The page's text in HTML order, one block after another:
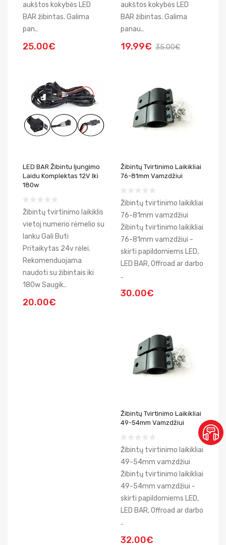
aukštos kokybės LED
BAR žibintas. Galima
pan..
25.00€
aukštos kokybės LED
BAR žibintas. Galima
panau..
19.99€ 35.00€
LED BAR Žibintu Ijungimo
Laidu Komplektas 12V Iki
180w
Žibintų tvirtinimo laikiklis
vietoj numerio rėmelio su
lanku Gali Buti
Pritaikytas 24v rėlei.
Rekomenduojama
naudoti su žibintais iki
180w Saugik..
20.00€
Žibintų Tvirtinimo Laikikliai
76-81mm Vamzdžiui
Žibintų tvirtinimo laikikliai
76-81mm vamzdžiui
Žibintų tvirtinimo laikikliai
76-81mm vamzdžiui -
skirti papildomiems LED,
LED BAR, Offroad ar darbo
..
30.00€
Žibintų Tvirtinimo Laikikliai
49-54mm Vamzdžiui
Žibintų tvirtinimo laikikliai
49-54mm vamzdžiui
Žibintų tvirtinimo laikikliai
49-54mm vamzdžiui -
skirti papildomiems LED,
LED BAR, Offroad ar darbo
..
32.00€